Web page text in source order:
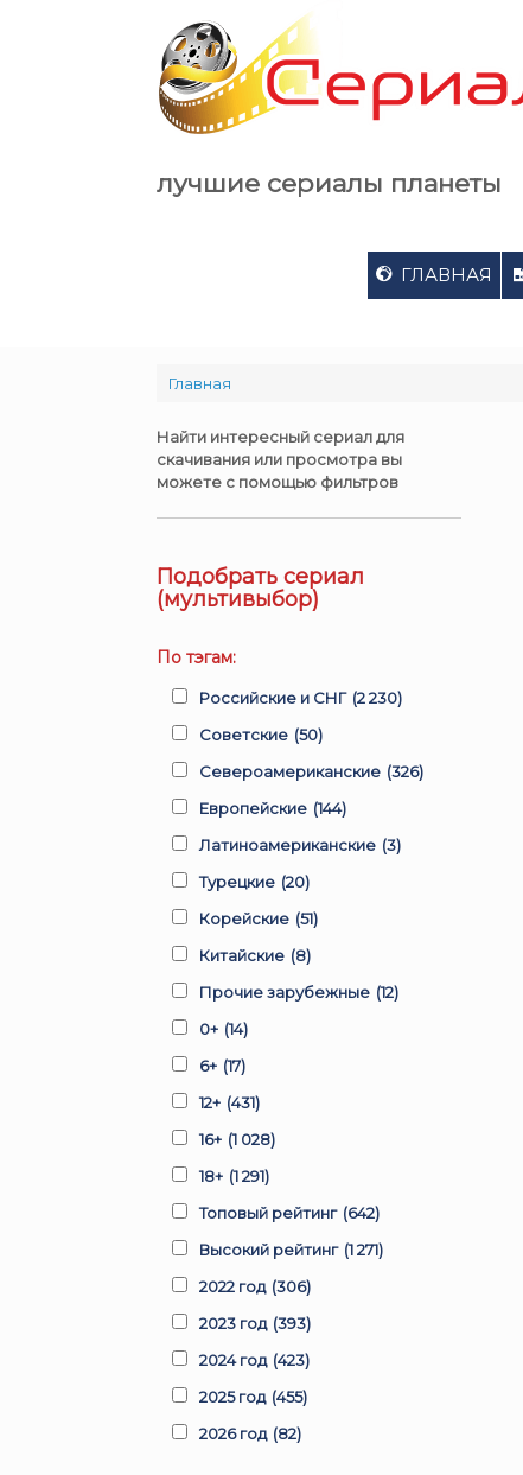
лучшие сериалы планеты
ГЛАВНАЯ
Главная
Найти интересный сериал для
скачивания или просмотра вы
можете с помощью фильтров
Подобрать сериал
(мультивыбор)
По тэгам:
Российские и СНГ (2 230)
Советские (50)
Североамериканские (326)
Европейские (144)
Латиноамериканские (3)
Турецкие (20)
Корейские (51)
Китайские (8)
Прочие зарубежные (12)
0+ (14)
6+ (17)
12+ (431)
16+ (1 028)
18+ (1 291)
Топовый рейтинг (642)
Высокий рейтинг (1 271)
2022 год (306)
2023 год (393)
2024 год (423)
2025 год (455)
2026 год (82)